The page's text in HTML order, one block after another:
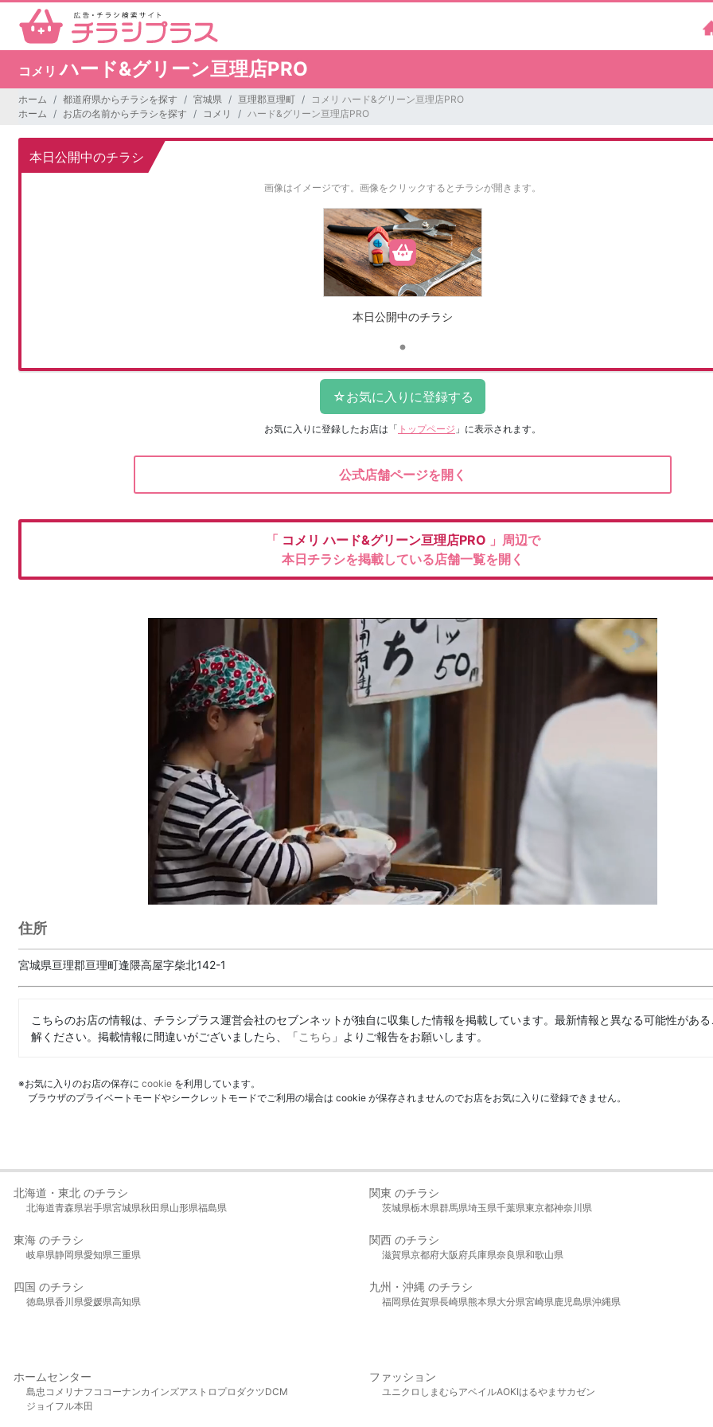
コメリハード&グリーン亘理店PRO
ホーム 都道府県からチラシを探す 宮城県 亘理郡亘理町
コメリ ハード&グリーン亘理店PRO
ホーム
お店の名前からチラシを探す コメリ ハード&グリーン亘理店PRO
本日公開中のチラシ
画像はイメージです。 画像をクリックするとチラシが開きます。
本日公開中のチラシ
お気に入りに登録したお店は 「 トップページ 」に表示されます。
公式店舗ページを開く
「 コメリハード&グリーン亘理店PRO 」周辺で
本日チラシを掲載している店舗一覧を開く
住所
宮城県亘理郡亘理町逢隈高屋字柴北142-1
こちらのお店の情報は、チラシプラス運営会社のセブンネットが独自に収集した情報を掲載しています。最新情報と異なる可能性があ
解ください。掲載情報に間違いがございましたら、「こちら 」よりご報告をお願いします。
※お気に入りのお店の保存に cookie を利用しています。
ブラウザのプライベートモードやシークレットモードでご利用の場合は cookie が保存されませんのでお店をお気に入りに登録できません。
北海道・東北 のチラシ
北海道青森県岩手県宮城県秋田県山形県福島県
関東 のチラシ
茨城県栃木県群馬県埼玉県千葉県東京都神奈川県
東海 のチラシ
岐阜県静岡県愛知県三重県
関西 のチラシ
滋賀県京都府大阪府兵庫県奈良県和歌山県
四国 のチラシ
徳島県香川県愛媛県高知県
九州・沖縄 のチラシ
福岡県佐賀県長崎県熊本県大分県宮崎県鹿児島県沖縄県
ホームセンター
島忠 コメリ ナフコ コーナンカインズアストロプロダクツDCM
ジョイフル本田
ファッション
ユニクロ しまむら アベイルAOKIはるやま サカゼン